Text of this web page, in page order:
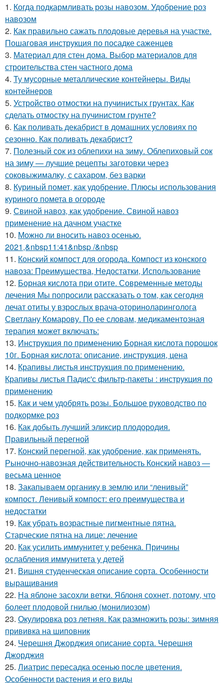
1. Когда подкармливать розы навозом. Удобрение роз
навозом
2. Как правильно сажать плодовые деревья на участке.
Пошаговая инструкция по посадке саженцев
3. Материал для стен дома. Выбор материалов для
строительства стен частного дома
4. Ту мусорные металлические контейнеры. Виды
контейнеров
5. Устройство отмостки на пучинистых грунтах. Как
сделать отмостку на пучинистом грунте?
6. Как поливать декабрист в домашних условиях по
сезонно. Как поливать декабрист?
7. Полезный сок из облепихи на зиму. Облепиховый сок
на зиму — лучшие рецепты заготовки через
соковыжималку, с сахаром, без варки
8. Куриный помет, как удобрение. Плюсы использования
куриного помета в огороде
9. Свиной навоз, как удобрение. Свиной навоз
применение на дачном участке
10. Можно ли вносить навоз осенью.
2021,&nbsp11:41&nbsp /&nbsp
11. Конский компост для огорода. Компост из конского
навоза: Преимущества, Недостатки, Использование
12. Борная кислота при отите. Современные методы
лечения Мы попросили рассказать о том, как сегодня
лечат отиты у взрослых врача-оториноларинголога
Светлану Комарову. По ее словам, медикаментозная
терапия может включать:
13. Инструкция по применению Борная кислота порошок
10г. Борная кислота: описание, инструкция, цена
14. Крапивы листья инструкция по применению.
Крапивы листья Падис'с фильтр-пакеты : инструкция по
применению
15. Как и чем удобрять розы. Большое руководство по
подкормке роз
16. Как добыть лучший эликсир плодородия.
Правильный перегной
17. Конский перегной, как удобрение, как применять.
Рыночно-навозная действительность Конский навоз —
весьма ценное
18. Закапываем органику в землю или “ленивый”
компост. Ленивый компост: его преимущества и
недостатки
19. Как убрать возрастные пигментные пятна.
Старческие пятна на лице: лечение
20. Как усилить иммунитет у ребенка. Причины
ослабления иммунитета у детей
21. Вишня студенческая описание сорта. Особенности
выращивания
22. На яблоне засохли ветки. Яблоня сохнет, потому, что
болеет плодовой гнилью (монилиозом)
23. Окулировка роз летняя. Как размножить розы: зимняя
прививка на шиповник
24. Черешня Джорджия описание сорта. Черешня
Джорджия
25. Лиатрис пересадка осенью после цветения.
Особенности растения и его виды